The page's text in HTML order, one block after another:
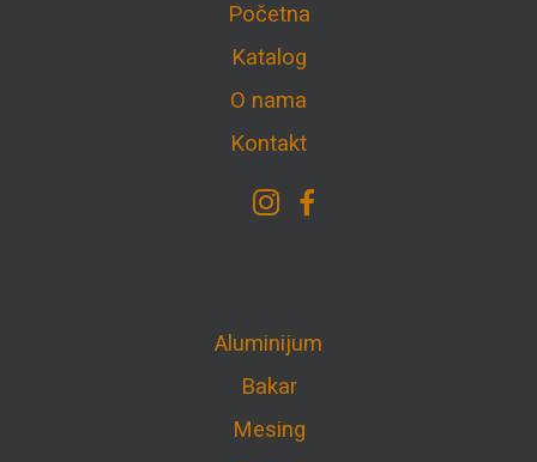
Početna
Katalog
O nama
Kontakt
Aluminijum
Bakar
Mesing